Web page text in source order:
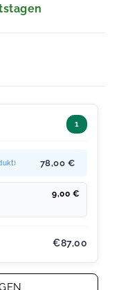
1
78,00 €
9,00 €
€87,00